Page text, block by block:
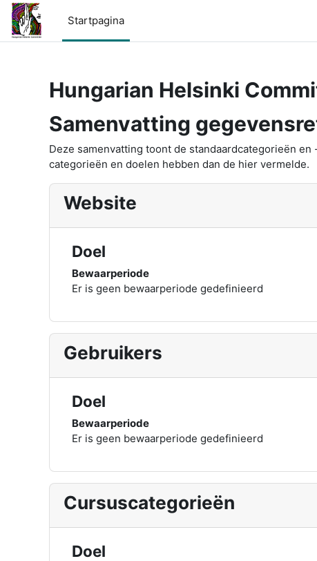
Ga naar hoofdinhoud
Startpagina
Hungarian Helsinki
Samenvatting
Deze samenvatting toont de standaardcategorieën
categorieën en doelen hebben dan de hier vermelde.
Website
Doel
Bewaarperiode
Er is geen bewaarperiode gedefinieerd
Gebruikers
Doel
Bewaarperiode
Er is geen bewaarperiode gedefinieerd
Cursuscategorieën
Doel